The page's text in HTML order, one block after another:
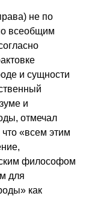
не по
всеобщим
и сущности
и
отмечал
«всем этим
философом
для
как